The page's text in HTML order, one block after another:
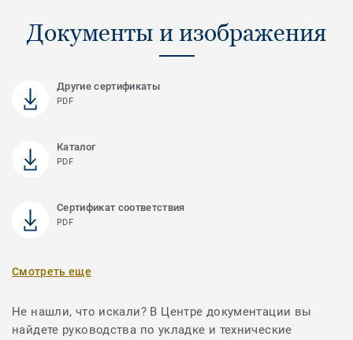
Документы и изображения
Другие сертификаты
PDF
Каталог
PDF
Сертификат соответствия
PDF
Смотреть еще
Не нашли, что искали? В Центре документации вы
найдете руководства по укладке и технические